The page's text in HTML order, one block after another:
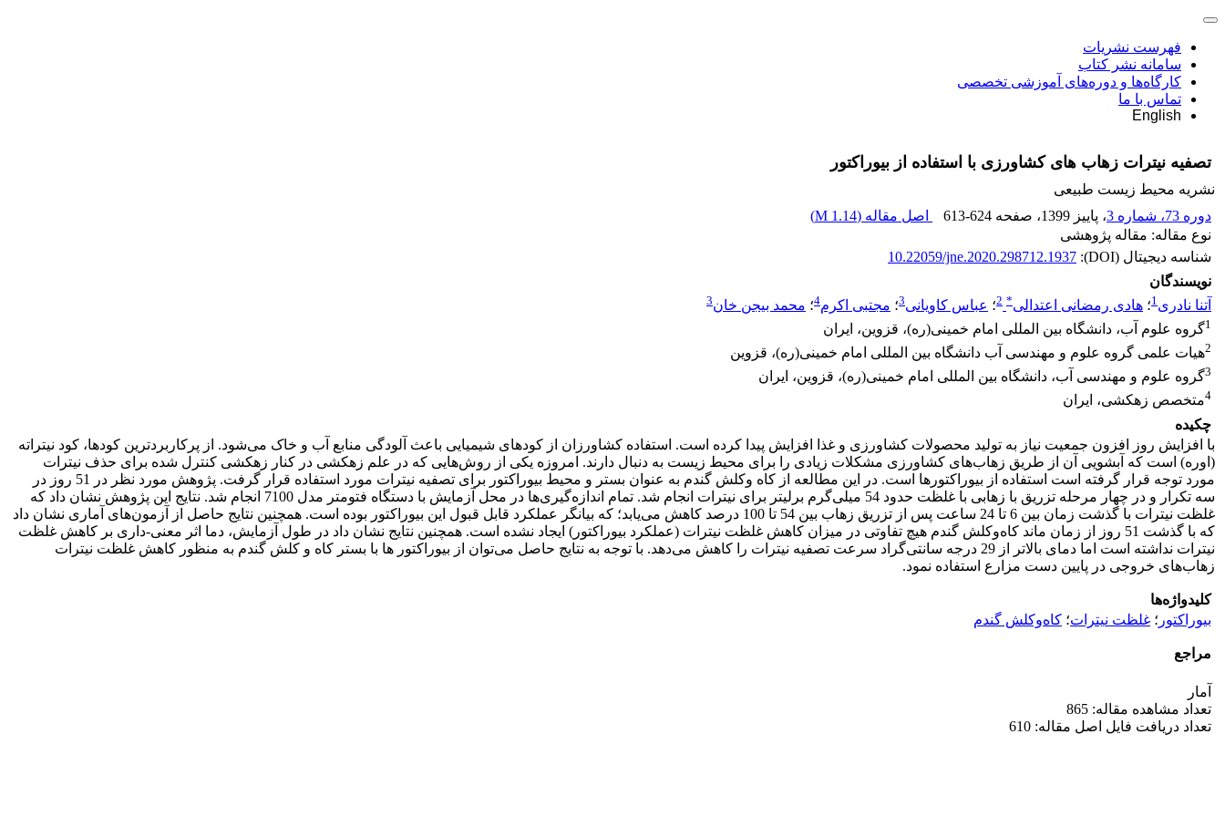
فهرست نشریات
سامانه نشر کتاب
کارگاه‌ها و دوره‌های آموزشی تخصصی
تماس با ما
English
تصفیه نیترات زهاب های کشاورزی با استفاده از بیوراکتور
نشریه محیط زیست طبیعی
دوره 73، شماره 3
، پاییز 1399 ، صفحه 613-624 اصل مقاله (1.14 M
)
نوع مقاله: مقاله پژوهشی
شناسه دیجیتال (DOI):
10.22059/jne.2020.298712.1937
نویسندگان
آتنا نادری1؛ هادی رمضانی اعتدالی*
2؛ عباس کاویانی3؛ مجتبی اکرم4؛ محمد بیجن خان3
1گروه علوم آب، دانشگاه بین المللی امام خمینی(ره)، قزوین، ایران
2هیات علمی گروه علوم و مهندسی آب دانشگاه بین المللی امام خمینی(ره)، قزوین
3گروه علوم و مهندسی آب، دانشگاه بین المللی امام خمینی(ره)، قزوین، ایران
4متخصص زهکشی، ایران
چکیده
با افزایش روز افزون جمعیت نیاز به تولید محصولات کشاورزی و غذا افزایش پیدا کرده است. استفاده کشاورزان از کود‌های شیمیایی باعث آلودگی منابع آب و خاک می‌شود. از پرکاربردترین کود‌ها، کود نیتراته
(اوره) است که آبشویی آن از طریق زهاب‌های کشاورزی مشکلات زیادی را برای محیط زیست به دنبال دارند. امروزه یکی از روش‌هایی که در علم زهکشی در کنار زهکشی کنترل شده برای حذف نیترات
مورد توجه قرار گرفته است استفاده از بیوراکتور‌ها است. در این مطالعه از کاه و‌کلش گندم به عنوان بستر و محیط بیوراکتور برای تصفیه نیترات مورد استفاده قرار گرفت. پژوهش مورد نظر در 51 روز در
سه تکرار و در چهار مرحله تزریق با زهابی با غلظت حدود 54 میلی‌گرم برلیتر برای نیترات انجام شد. تمام اندازه‌گیری‌ها در محل آزمایش با دستگاه فتومتر مدل 7100 انجام شد. نتایج این پژوهش نشان داد که
غلظت نیترات با گذشت زمان بین 6 تا 24 ساعت پس از تزریق زهاب بین 54 تا 100 درصد کاهش می‌یابد؛ که بیانگر عملکرد قابل قبول این بیوراکتور بوده است. همچنین نتایج حاصل از آزمون‌های آماری نشان داد
که با گذشت 51 روز از زمان ماند کاه‌وکلش گندم هیچ تفاوتی در میزان کاهش غلظت نیترات (عملکرد بیوراکتور) ایجاد نشده است. همچنین نتایج نشان داد در طول آزمایش، دما اثر معنی-داری بر کاهش غلظت
نیترات نداشته است اما دمای بالاتر از 29 درجه سانتی‌گراد سرعت تصفیه نیترات را کاهش می‌دهد. با توجه به نتایج حاصل می‌توان از بیوراکتور‌ ها با بستر کاه و کلش گندم به منظور کاهش غلظت نیترات
زهاب‌های خروجی در پایین دست مزارع استفاده نمود.
کلیدواژه‌ها
بیوراکتور ؛ غلظت نیترات؛ کاه‌وکلش گندم
مراجع
آمار
تعداد مشاهده مقاله: 865
تعداد دریافت فایل اصل مقاله: 610